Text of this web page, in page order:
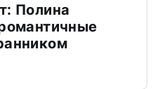
Полина